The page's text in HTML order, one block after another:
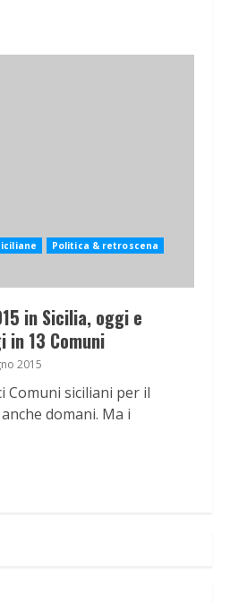
Politica & retroscena
in Sicilia, oggi e
13 Comuni
2015
Comuni siciliani per il
domani. Ma i